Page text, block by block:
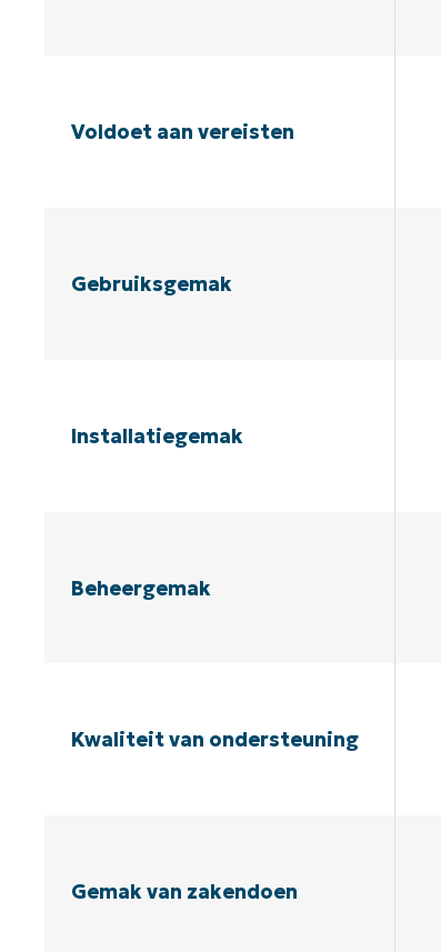
Voldoet aan vereisten
Gebruiksgemak
Installatiegemak
Beheergemak
Kwaliteit van ondersteuning
Gemak van zakendoen